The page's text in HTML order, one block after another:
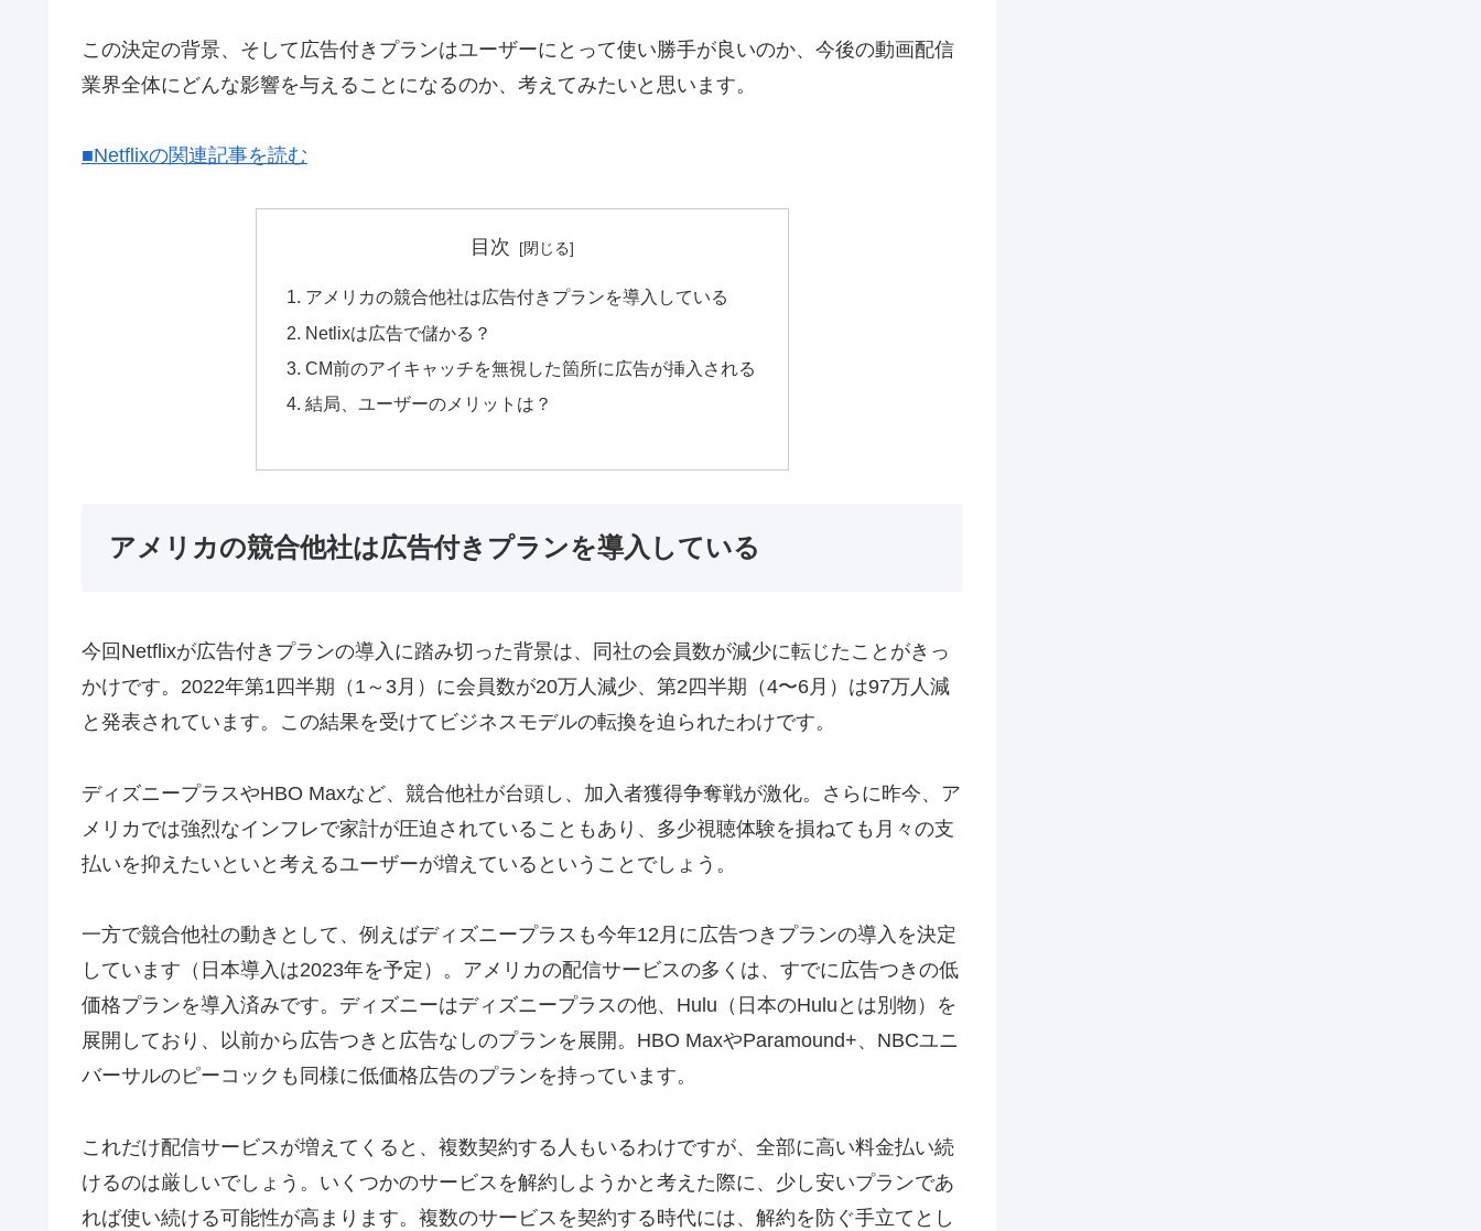
この決定の背景、そして広告付きプランはユーザーにとって使い勝手が良いのか、今後の動画配信
業界全体にどんな影響を与えることになるのか、考えてみたいと思います。
■Netflixの関連記事を読む
目次
アメリカの競合他社は広告付きプランを導入している
Netlixは広告で儲かる？
CM前のアイキャッチを無視した箇所に広告が挿入される
結局、ユーザーのメリットは？
アメリカの競合他社は広告付きプランを導入している
今回Netflixが広告付きプランの導入に踏み切った背景は、同社の会員数が減少に転じたことがきっ
かけです。2022年第1四半期（1～3月）に会員数が20万人減少、第2四半期（4〜6月）は97万人減
と発表されています。この結果を受けてビジネスモデルの転換を迫られたわけです。
ディズニープラスやHBO Maxなど、競合他社が台頭し、加入者獲得争奪戦が激化。さらに昨今、ア
メリカでは強烈なインフレで家計が圧迫されていることもあり、多少視聴体験を損ねても月々の支
払いを抑えたいといと考えるユーザーが増えているということでしょう。
一方で競合他社の動きとして、例えばディズニープラスも今年12月に広告つきプランの導入を決定
しています（日本導入は2023年を予定）。アメリカの配信サービスの多くは、すでに広告つきの低
価格プランを導入済みです。ディズニーはディズニープラスの他、Hulu（日本のHuluとは別物）を
展開しており、以前から広告つきと広告なしのプランを展開。HBO MaxやParamound+、NBCユニ
バーサルのピーコックも同様に低価格広告のプランを持っています。
これだけ配信サービスが増えてくると、複数契約する人もいるわけですが、全部に高い料金払い続
けるのは厳しいでしょう。いくつかのサービスを解約しようかと考えた際に、少し安いプランであ
れば使い続ける可能性が高まります。複数のサービスを契約する時代には、解約を防ぐ手立てとし